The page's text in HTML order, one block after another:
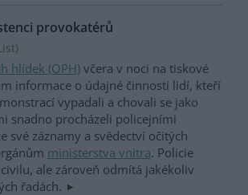
provokatérů
hlídek (OPH)včera v noci na tiskové
informace o údajné činnosti lidí, kteří
vypadali a chovali se jako
snadno procházeli policejními
své záznamy a svědectví očitých
ministerstva vnitra. Policie
ale zároveň odmítá jakékoliv
řadách.